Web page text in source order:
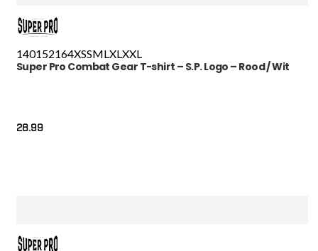
140152164XSSMLXLXXL
Super Pro Combat Gear T-shirt – S.P. Logo – Rood / Wit
28.99